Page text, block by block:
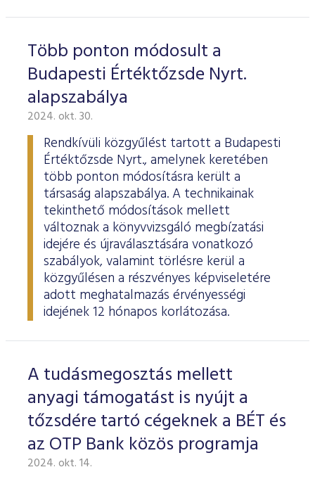
Több ponton módosult a
Budapesti Értéktőzsde Nyrt.
alapszabálya
2024. okt. 30.
Rendkívüli közgyűlést tartott a Budapesti
Értéktőzsde Nyrt., amelynek keretében
több ponton módosításra került a
társaság alapszabálya. A technikainak
tekinthető módosítások mellett
változnak a könyvvizsgáló megbízatási
idejére és újraválasztására vonatkozó
szabályok, valamint törlésre kerül a
közgyűlésen a részvényes képviseletére
adott meghatalmazás érvényességi
idejének 12 hónapos korlátozása.
A tudásmegosztás mellett
anyagi támogatást is nyújt a
tőzsdére tartó cégeknek a BÉT és
az OTP Bank közös programja
2024. okt. 14.